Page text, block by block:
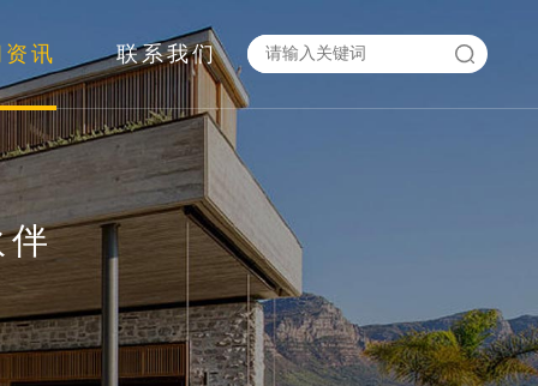
讯 联系我们
伴